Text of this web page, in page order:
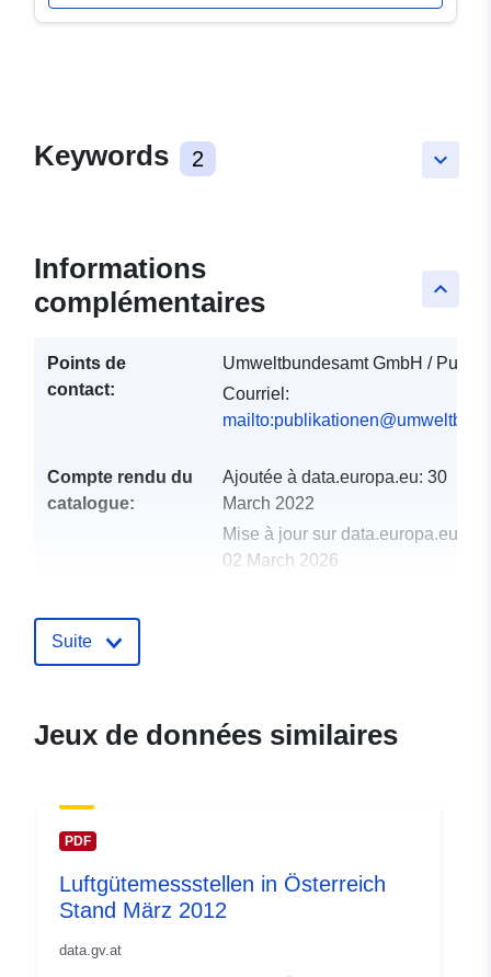
keyboard_arrow_down
Keywords 2
keyboard_arrow_up
Informations
complémentaires
Points de
contact:
Umweltbundesamt GmbH /
Courriel:
Compte rendu du
catalogue:
Ajoutée à data.europa.eu: 30
March 2022
Mise à jour sur data.europa.eu:
02 March 2026
uriRef:
Suite
Jeux de données similaires
PDF
Luftgütemessstellen in Österreich
Stand März 2012
data.gv.at